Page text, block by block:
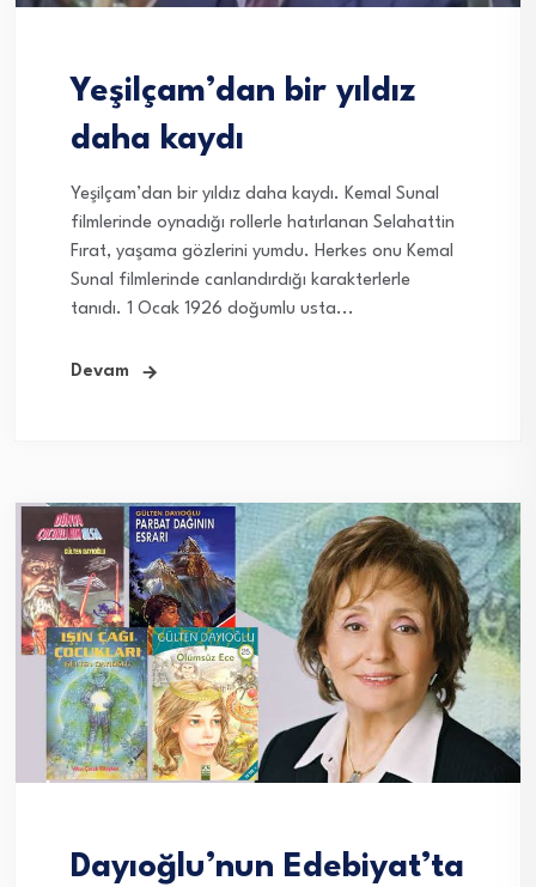
Yeşilçam’dan bir yıldız
daha kaydı
Yeşilçam’dan bir yıldız daha kaydı. Kemal Sunal
filmlerinde oynadığı rollerle hatırlanan Selahattin
Fırat, yaşama gözlerini yumdu. Herkes onu Kemal
Sunal filmlerinde canlandırdığı karakterlerle
tanıdı. 1 Ocak 1926 doğumlu usta...
Devam
Dayıoğlu’nun Edebiyat’ta